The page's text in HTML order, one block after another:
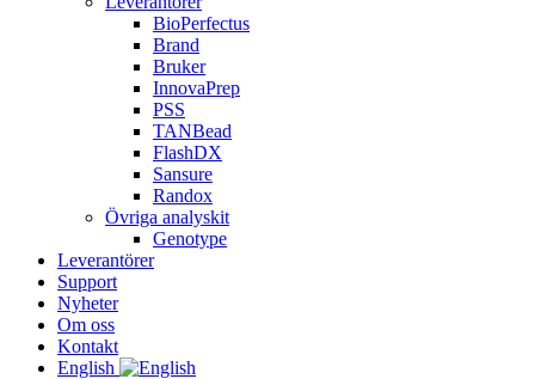
BioPerfectus
Brand
Bruker
InnovaPrep
PSS
TANBead
FlashDX
Sansure
Randox
Övriga analyskit
Genotype
Leverantörer
Support
Nyheter
Om oss
Kontakt
English